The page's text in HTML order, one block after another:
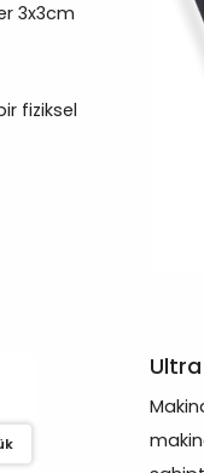
3x3cm
fiziksel